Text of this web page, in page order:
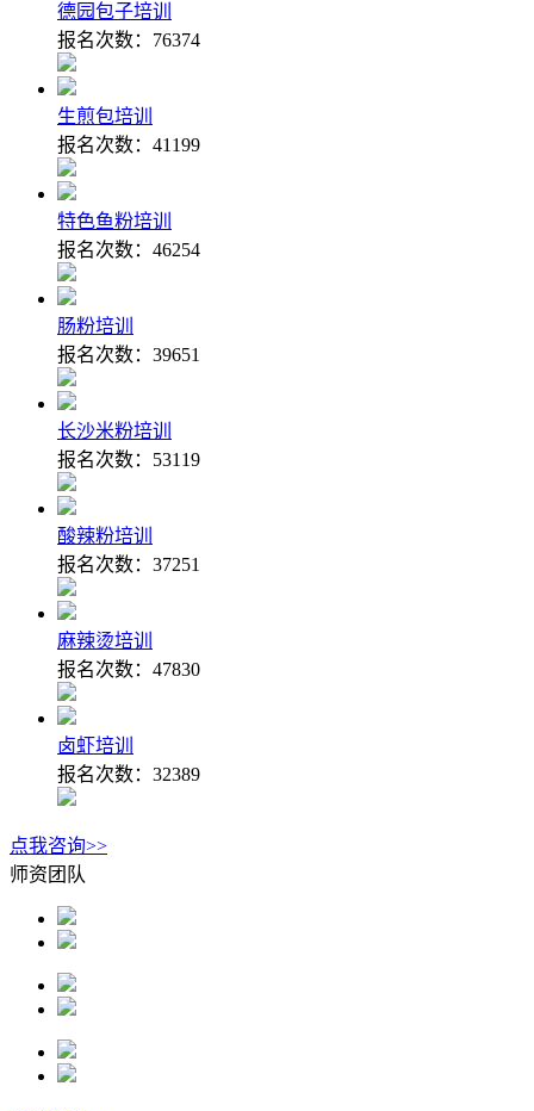
德园包子培训
报名次数： 76374
生煎包培训
报名次数： 41199
特色鱼粉培训
报名次数： 46254
肠粉培训
报名次数： 39651
长沙米粉培训
报名次数： 53119
酸辣粉培训
报名次数： 37251
麻辣烫培训
报名次数： 47830
卤虾培训
报名次数： 32389
点我咨询>>
师资团队